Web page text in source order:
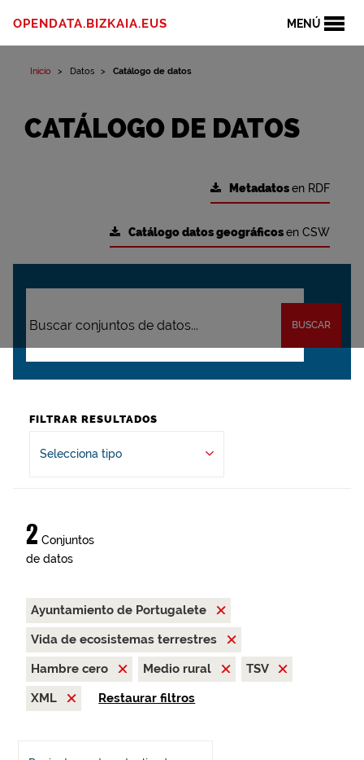
MENÚ
OPENDATA.BIZKAIA.EUS
Inicio Datos Catálogo de datos
CATÁLOGO DE DATOS
Metadatosen RDF
Catálogo datos geográficosen CSW
BUSCAR
FILTRAR RESULTADOS
Selecciona tipo
2 Conjuntos
de datos
Ayuntamiento de Portugalete
Vida de ecosistemas terrestres
Hambre cero
Medio rural
TSV
XML
Restaurar filtros